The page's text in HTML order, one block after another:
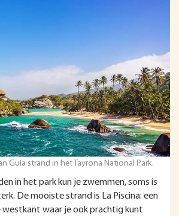
Guía strand in het Tayrona National Park.
in het park kun je zwemmen, soms is
De mooiste strand is La Piscina: een
westkant waar je ook prachtig kunt